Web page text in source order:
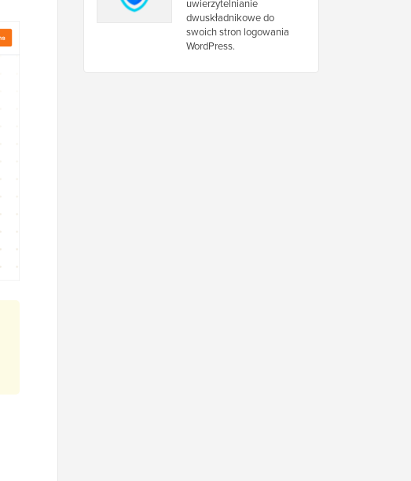
uwierzytelnianie
dwuskładnikowe do
swoich stron logowania
WordPress.